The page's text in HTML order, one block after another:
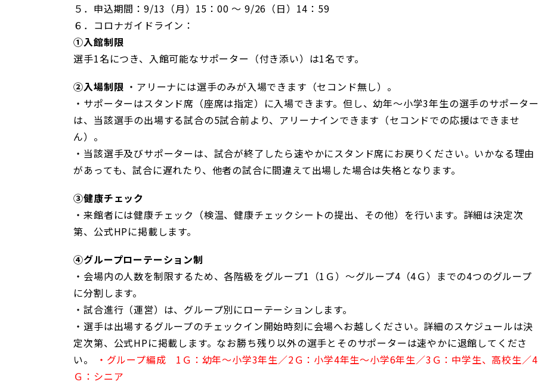
５．申込期間：9/13（月）15：00 ～ 9/26（日）14：59
６．コロナガイドライン：
①入館制限
選手1名につき、入館可能なサポーター（付き添い）は1名です。
②入場制限 ・アリーナには選手のみが入場できます（セコンド無し）。
・サポーターはスタンド席（座席は指定）に入場できます。但し、幼年～小学3年生の選手のサポーター
は、当該選手の出場する試合の5試合前より、アリーナインできます（セコンドでの応援はできませ
ん）。
・当該選手及びサポーターは、試合が終了したら速やかにスタンド席にお戻りください。いかなる理由
があっても、試合に遅れたり、他者の試合に間違えて出場した場合は失格となります。
③健康チェック
・来館者には健康チェック（検温、健康チェックシートの提出、その他）を行います。詳細は決定次
第、公式HPに掲載します。
④グループローテーション制
・会場内の人数を制限するため、各階級をグループ1（1Ｇ）～グループ4（4Ｇ）までの4つのグループ
に分割します。
・試合進行（運営）は、グループ別にローテーションします。
・選手は出場するグループのチェックイン開始時刻に会場へお越しください。詳細のスケジュールは決
定次第、公式HPに掲載します。なお勝ち残り以外の選手とそのサポーターは速やかに退館してくださ
い。
・グループ編成 1Ｇ：幼年～小学3年生／2Ｇ：小学4年生～小学6年生／3Ｇ：中学生、高校生／4
Ｇ：シニア